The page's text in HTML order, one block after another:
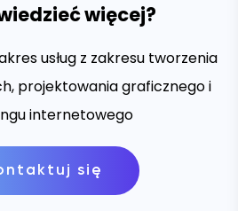
więcej?
usług z zakresu tworzenia
projektowania graficznego i
internetowego
się